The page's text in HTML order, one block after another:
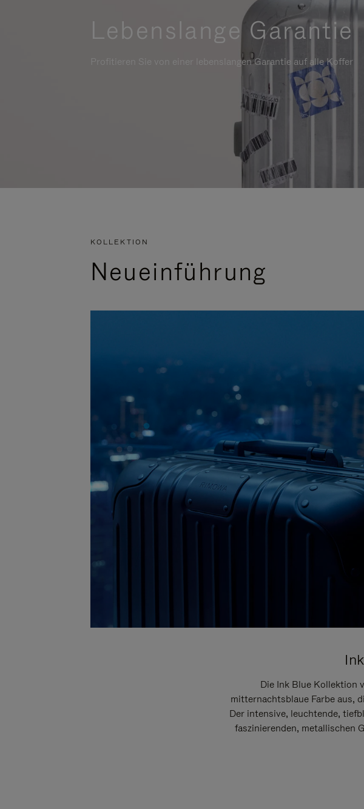
Lebenslange Garantie
Profitieren Sie von einer lebenslangen Garantie auf alle Koffer
KOLLEKTION
Neueinführung
Die Ink Blue Kollektion
mitternachtsblaue Farbe aus,
Der intensive, leuchtende,
faszinierenden, metallischen